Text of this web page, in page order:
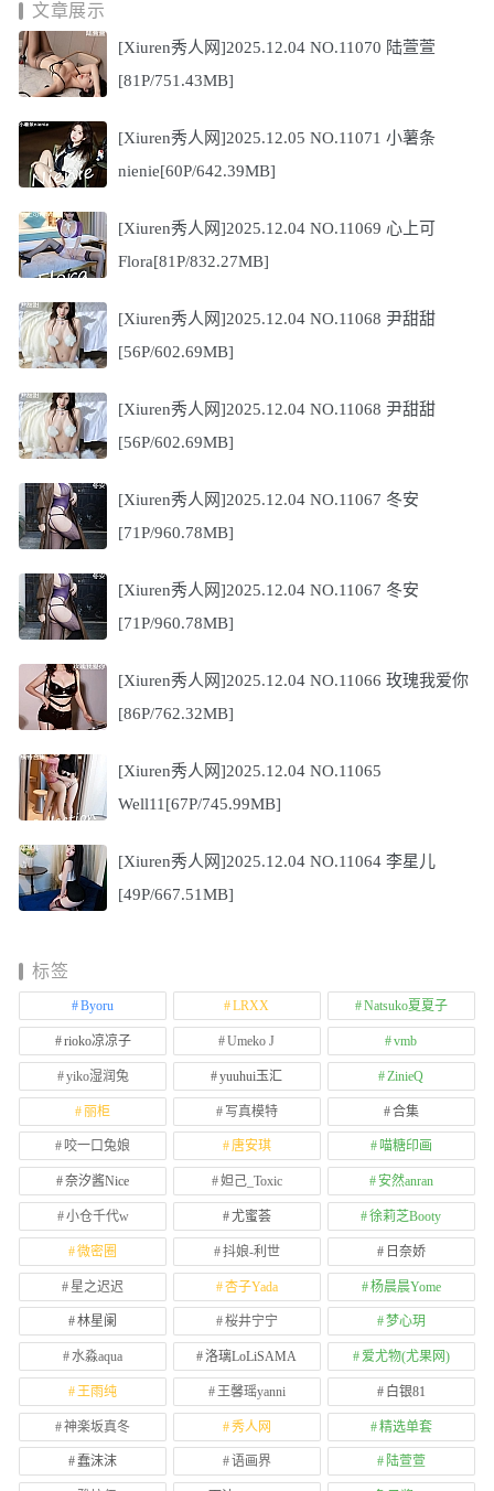
文章展示
[Xiuren秀人网]2025.12.04 NO.11070 陆萱萱
[81P/751.43MB]
[Xiuren秀人网]2025.12.05 NO.11071 小薯条
nienie[60P/642.39MB]
[Xiuren秀人网]2025.12.04 NO.11069 心上可
Flora[81P/832.27MB]
[Xiuren秀人网]2025.12.04 NO.11068 尹甜甜
[56P/602.69MB]
[Xiuren秀人网]2025.12.04 NO.11068 尹甜甜
[56P/602.69MB]
[Xiuren秀人网]2025.12.04 NO.11067 冬安
[71P/960.78MB]
[Xiuren秀人网]2025.12.04 NO.11067 冬安
[71P/960.78MB]
[Xiuren秀人网]2025.12.04 NO.11066 玫瑰我爱你
[86P/762.32MB]
[Xiuren秀人网]2025.12.04 NO.11065
Well11[67P/745.99MB]
[Xiuren秀人网]2025.12.04 NO.11064 李星儿
[49P/667.51MB]
标签
Byoru LRXX Natsuko夏夏子
rioko凉凉子 Umeko J vmb
yiko湿润兔 yuuhui玉汇 ZinieQ
丽柜 写真模特 合集
咬一口兔娘 唐安琪 喵糖印画
奈汐酱Nice 妲己_Toxic 安然anran
小仓千代w 尤蜜荟 徐莉芝Booty
微密圈 抖娘-利世 日奈娇
星之迟迟 杏子Yada 杨晨晨Yome
林星阑 桜井宁宁 梦心玥
水淼aqua 洛璃LoLiSAMA 爱尤物(尤果网)
王雨纯 王馨瑶yanni 白银81
神楽坂真冬 秀人网 精选单套
蠢沫沫 语画界 陆萱萱